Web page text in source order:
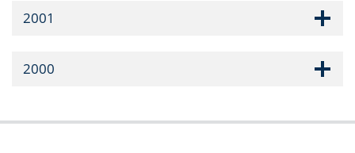
2001
2000